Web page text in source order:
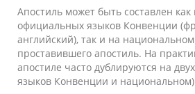
Апостиль может быть составлен
официальных языков Конвенции
английский), так и на национальном
проставившего апостиль. На
апостиле часто дублируются на
языков Конвенции и